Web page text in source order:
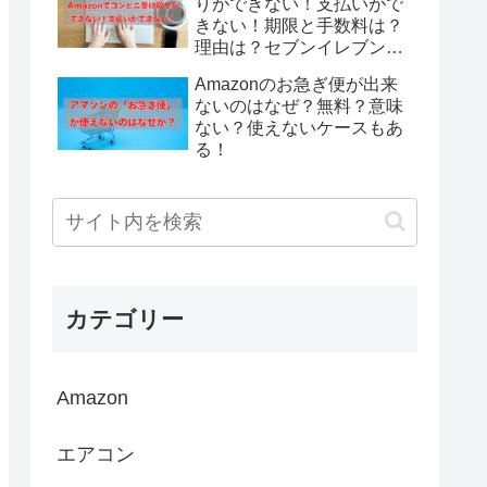
きない！期限と手数料は？
理由は？セブンイレブンは
Amazonのお急ぎ便が出来
ないのはなぜ？無料？意味
ない？使えないケースもあ
る！
カテゴリー
Amazon
エアコン